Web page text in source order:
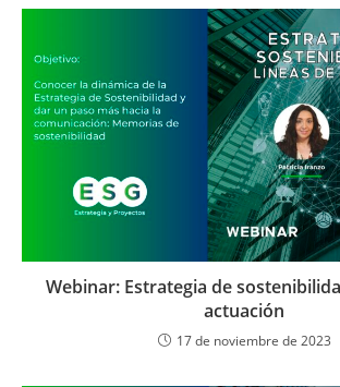
Webinar: Estrategia de
actuación
17 de noviembre de 2023